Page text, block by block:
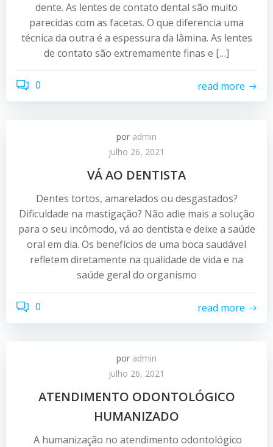
dente. As lentes de contato dental são muito
parecidas com as facetas. O que diferencia uma
técnica da outra é a espessura da lâmina. As lentes
de contato são extremamente finas e […]
0 read more
por admin
julho 26, 2021
VÁ AO DENTISTA
Dentes tortos, amarelados ou desgastados?
Dificuldade na mastigação? Não adie mais a solução
para o seu incômodo, vá ao dentista e deixe a saúde
oral em dia. Os benefícios de uma boca saudável
refletem diretamente na qualidade de vida e na
saúde geral do organismo
0 read more
por admin
julho 26, 2021
ATENDIMENTO ODONTOLÓGICO
HUMANIZADO
A humanização no atendimento odontológico